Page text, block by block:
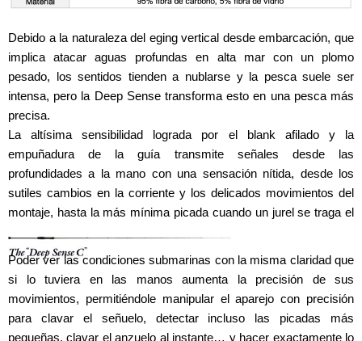
Debido a la naturaleza del eging vertical desde embarcación, que
implica atacar aguas profundas en alta mar con un plomo
pesado, los sentidos tienden a nublarse y la pesca suele ser
intensa, pero la Deep Sense transforma esto en una pesca más
precisa.
La altísima sensibilidad lograda por el blank afilado y la
empuñadura de la guía transmite señales desde las
profundidades a la mano con una sensación nítida, desde los
sutiles cambios en la corriente y los delicados movimientos del
montaje, hasta la más mínima picada cuando un jurel se traga el
Poder ver las condiciones submarinas con la misma claridad que
si lo tuviera en las manos aumenta la precisión de sus
movimientos, permitiéndole manipular el aparejo con precisión
para clavar el señuelo, detectar incluso las picadas más
pequeñas, clavar el anzuelo al instante… y hacer exactamente lo